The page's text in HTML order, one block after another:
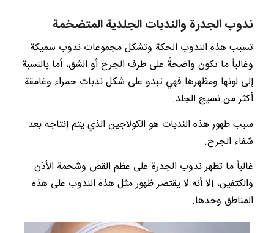
ندوب الجدرة والندبات الجلدية المتضخمة
تسبب هذه الندوب الحكة وتشكل مجموعات ندوب سميكة
وغالباً ما تكون واضحةً على طرف الجرح أو الشق، أما بالنسبة
إلى لونها ومظهرها فهي تبدو على شكل ندبات حمراء وغامقة
أكثر من نسيج الجلد.
سبب ظهور هذه الندبات هو الكولاجين الذي يتم إنتاجه بعد
شفاء الجرح.
غالباً ما تظهر ندوب الجدرة على عظم القص وشحمة الأذن
والكتفين، إلا أنه لا يقتصر ظهور مثل هذه الندوب على هذه
المناطق وحدها.